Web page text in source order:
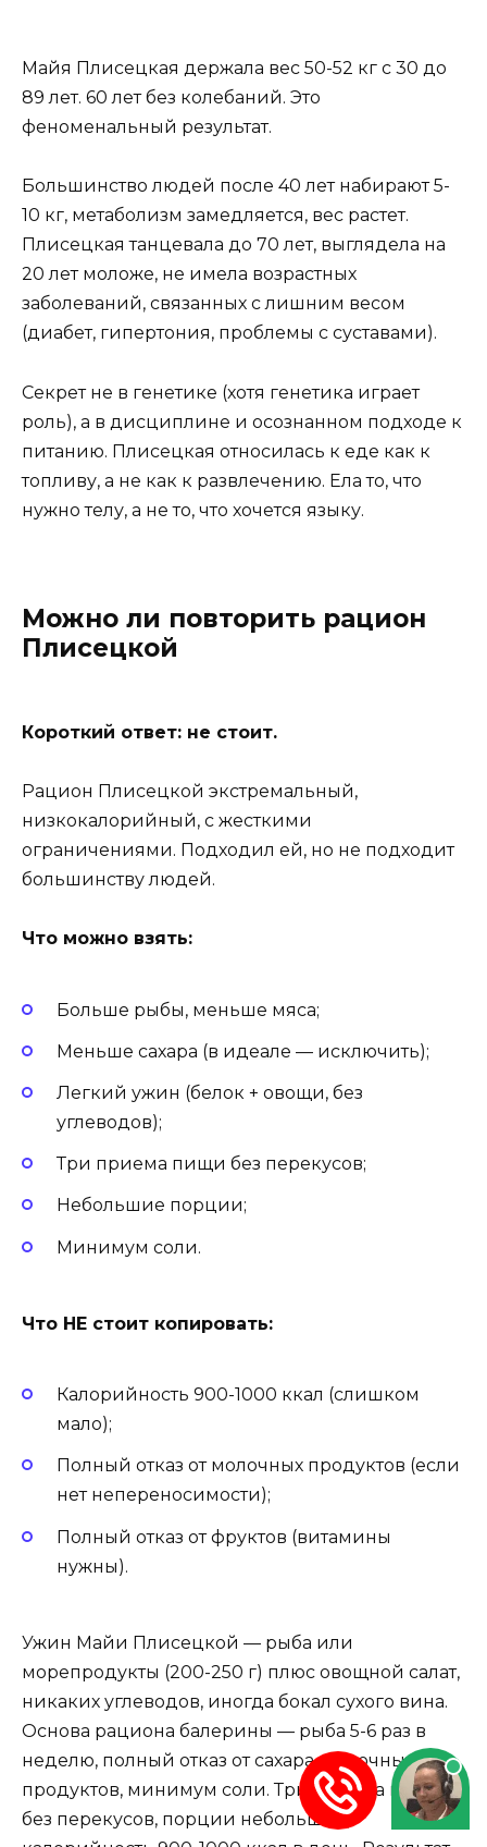
Майя Плисецкая держала вес 50-52 кг с 30 до
89 лет. 60 лет без колебаний. Это
феноменальный результат.
Большинство людей после 40 лет набирают 5-
10 кг, метаболизм замедляется, вес растет.
Плисецкая танцевала до 70 лет, выглядела на
20 лет моложе, не имела возрастных
заболеваний, связанных с лишним весом
(диабет, гипертония, проблемы с суставами).
Секрет не в генетике (хотя генетика играет
роль), а в дисциплине и осознанном подходе к
питанию. Плисецкая относилась к еде как к
топливу, а не как к развлечению. Ела то, что
нужно телу, а не то, что хочется языку.
Можно ли повторить рацион
Плисецкой
Короткий ответ: не стоит.
Рацион Плисецкой экстремальный,
низкокалорийный, с жесткими
ограничениями. Подходил ей, но не подходит
большинству людей.
Что можно взять:
Больше рыбы, меньше мяса;
Меньше сахара (в идеале — исключить);
Легкий ужин (белок + овощи, без
углеводов);
Три приема пищи без перекусов;
Небольшие порции;
Минимум соли.
Что НЕ стоит копировать:
Калорийность 900-1000 ккал (слишком
мало);
Полный отказ от молочных продуктов (если
нет непереносимости);
Полный отказ от фруктов (витамины
нужны).
Ужин Майи Плисецкой — рыба или
морепродукты (200-250 г) плюс овощной салат,
никаких углеводов, иногда бокал сухого вина.
Основа рациона балерины — рыба 5-6 раз в
неделю, полный отказ от сахара, молочных
продуктов, минимум соли. Три приема пищи
без перекусов, порции небольшие,